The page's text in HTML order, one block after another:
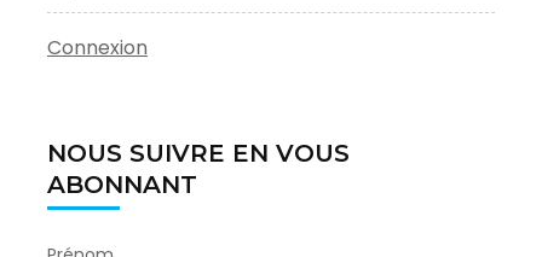
Connexion
NOUS SUIVRE EN VOUS
ABONNANT